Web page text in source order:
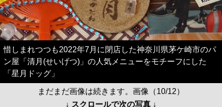
惜しまれつつも2022年7月に閉店した神奈川県茅ケ崎市のパ
ン屋「清月(せいげつ)」の人気メニューをモチーフにした
「星月ドッグ」
まだまだ画像は続きます。画像（10/12）
↓ スクロールで次の写真 ↓